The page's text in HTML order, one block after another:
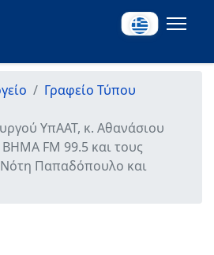
Γραφείο Τύπου
ΥπΑΑΤ, κ. Αθανάσιου
FM 99.5 και τους
Παπαδόπουλο και